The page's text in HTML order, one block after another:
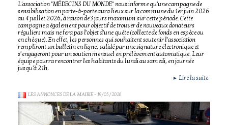
L'association "MÉDECINS DU MONDE" nous informe qu'une campagne de
sensibilisation en porte-à-porte aura lieux sur la commune du 1er juin 2026
au 4 juillet 2026, à raison de 3 jours maximum sur cette période. Cette
campagne a également pour objectif de trouver de nouveaux donateurs
réguliers mais ne fera pas l'objet d'une quête (collecte de fonds en espèce ou
en chèque). En effet, les personnes qui souhaitent soutenir l'association
rempliront un bulletin en ligne, validé par une signature électronique et
s’engageront pour un soutien mensuel en prélèvement automatique. Leur
équipe pourra rencontrer les habitants du lundi au samedi, en journée
jusqu'à 21h.
► Lire la suite
LES ANNONCES DE LA MAIRIE- 19/05/2026